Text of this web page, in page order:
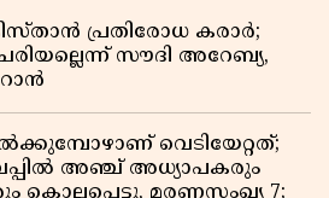
പ്രതിരോധ കരാർ;
സൗദി അറേബ്യ,
വെടിയേറ്റത്;
അഞ്ച് അധ്യാപകരും
കൊല്ലപ്പെട്ടു, മരണസംഖ്യ 7;